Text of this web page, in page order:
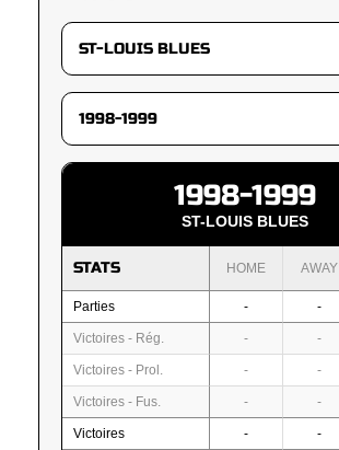
1998-1999
ST-LOUIS BLUES
STATS HOME AWAY
Parties - -
Victoires - Rég. - -
Victoires - Prol. - -
Victoires - Fus. - -
Victoires - -